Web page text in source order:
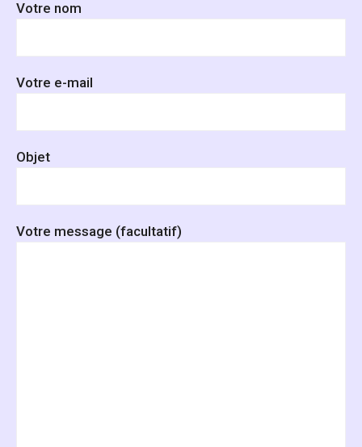
Votre nom
Votre e-mail
Objet
Votre message (facultatif)